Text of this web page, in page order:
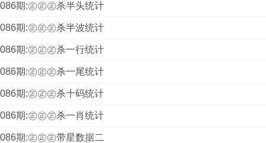
086期:㊣㊣㊣杀半头统计
086期:㊣㊣㊣杀半波统计
086期:㊣㊣㊣杀一行统计
086期:㊣㊣㊣杀一尾统计
086期:㊣㊣㊣杀十码统计
086期:㊣㊣㊣杀一肖统计
086期:㊣㊣㊣带星数据二